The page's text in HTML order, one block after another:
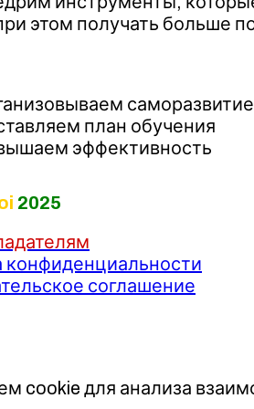
этом получать больше
саморазвитие
план обучения
эффективность
2025
конфиденциальности
соглашение
cookie для анализа